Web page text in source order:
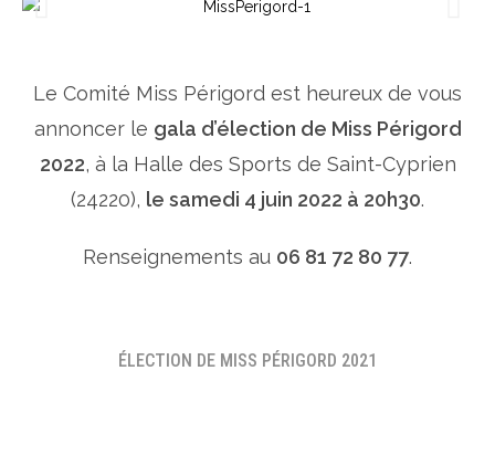
Le Comité Miss Périgord est heureux de vous
annoncer le gala d’élection de Miss Périgord
2022, à la Halle des Sports de Saint-Cyprien
(24220), le samedi 4 juin 2022 à 20h30.
Renseignements au 06 81 72 80 77.
ÉLECTION DE MISS PÉRIGORD 2021